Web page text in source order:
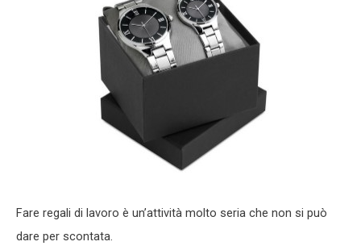
Fare regali di lavoro è un’attività molto seria che non si può
dare per scontata.